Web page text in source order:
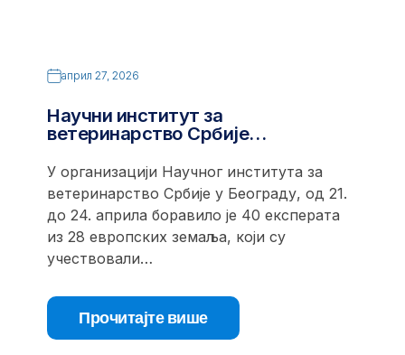
април 27, 2026
Научни институт за
ветеринарство Србије…
У организацији Научног института за
ветеринарство Србије у Београду, од 21.
до 24. априла боравило је 40 експерата
из 28 европских земаља, који су
учествовали…
Прочитајте више